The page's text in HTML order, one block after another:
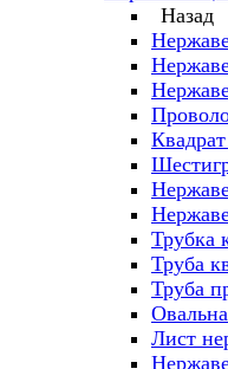
Назад
Трубка
Труба
Труба
Лист